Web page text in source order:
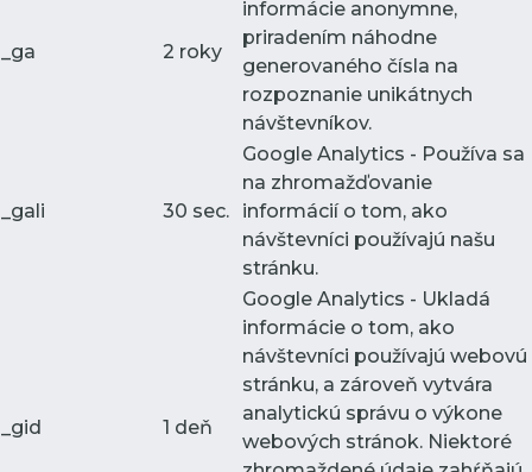
_ga 2 roky
informácie anonymne,
priradením náhodne
generovaného čísla na
rozpoznanie unikátnych
návštevníkov.
_gali 30 sec.
Google Analytics - Používa sa
na zhromažďovanie
informácií o tom, ako
návštevníci používajú našu
stránku.
_gid 1 deň
Google Analytics - Ukladá
informácie o tom, ako
návštevníci používajú webovú
stránku, a zároveň vytvára
analytickú správu o výkone
webových stránok. Niektoré